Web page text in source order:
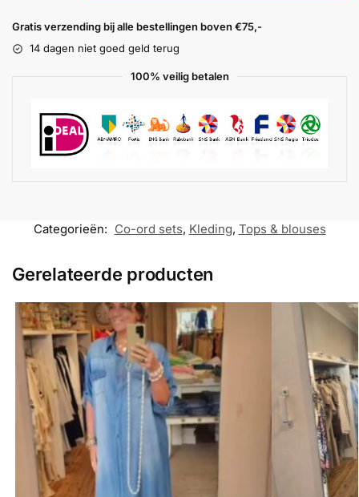
Gratis verzending bij alle bestellingen boven €75,-
14 dagen niet goed geld terug
100% veilig betalen
Categorieën: Co-ord sets, Kleding, Tops & blouses
Gerelateerde producten